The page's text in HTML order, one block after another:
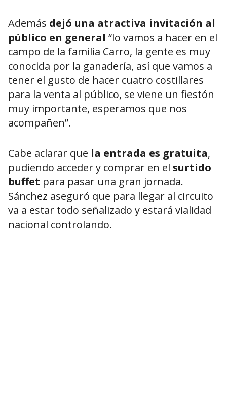
Además dejó una atractiva invitación al
público en general “lo vamos a hacer en el
campo de la familia Carro, la gente es muy
conocida por la ganadería, así que vamos a
tener el gusto de hacer cuatro costillares
para la venta al público, se viene un fiestón
muy importante, esperamos que nos
acompañen”.
Cabe aclarar que la entrada es gratuita,
pudiendo acceder y comprar en el surtido
buffet para pasar una gran jornada.
Sánchez aseguró que para llegar al circuito
va a estar todo señalizado y estará vialidad
nacional controlando.